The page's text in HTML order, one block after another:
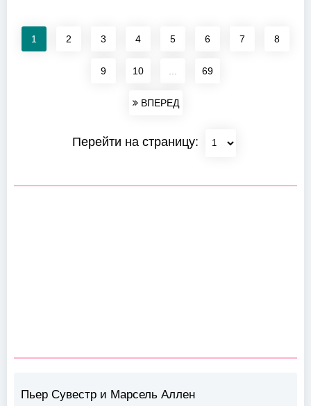
1 2 3 4 5 6 7 8
9 10 69
ВПЕРЕД
Перейти на страницу:
Пьер Сувестр и Марсель Аллен